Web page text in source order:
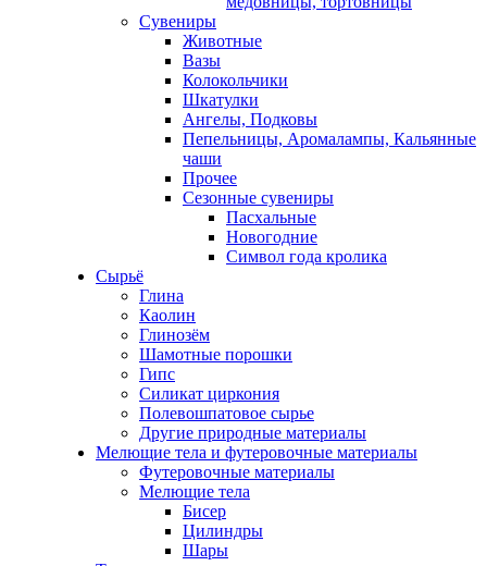
Сувениры
Животные
Вазы
Колокольчики
Шкатулки
Ангелы, Подковы
Пепельницы, Аромалампы, Кальянные
чаши
Прочее
Сезонные сувениры
Пасхальные
Новогодние
Символ года кролика
Сырьё
Глина
Каолин
Глинозём
Шамотные порошки
Гипс
Силикат циркония
Полевошпатовое сырье
Другие природные материалы
Мелющие тела и футеровочные материалы
Футеровочные материалы
Мелющие тела
Бисер
Цилиндры
Шары